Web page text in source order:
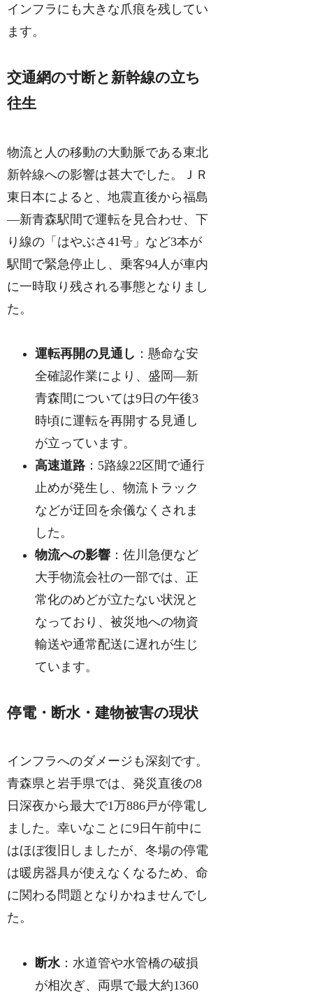
インフラにも大きな爪痕を残してい
ます。
交通網の寸断と新幹線の立ち
往生
物流と人の移動の大動脈である東北
新幹線への影響は甚大でした。ＪＲ
東日本によると、地震直後から福島
―新青森駅間で運転を見合わせ、下
り線の「はやぶさ41号」など3本が
駅間で緊急停止し、乗客94人が車内
に一時取り残される事態となりまし
た。
運転再開の見通し ：懸命な安
全確認作業により、盛岡―新
青森間については9日の午後3
時頃に運転を再開する見通し
が立っています。
高速道路：5路線22区間で通行
止めが発生し、物流トラック
などが迂回を余儀なくされま
した。
物流への影響 ：佐川急便など
大手物流会社の一部では、正
常化のめどが立たない状況と
なっており、被災地への物資
輸送や通常配送に遅れが生じ
ています。
停電・断水・建物被害の現状
インフラへのダメージも深刻です。
青森県と岩手県では、発災直後の8
日深夜から最大で1万886戸が停電し
ました。幸いなことに9日午前中に
はほぼ復旧しましたが、冬場の停電
は暖房器具が使えなくなるため、命
に関わる問題となりかねませんでし
た。
断水：水道管や水管橋の破損
が相次ぎ、両県で最大約1360